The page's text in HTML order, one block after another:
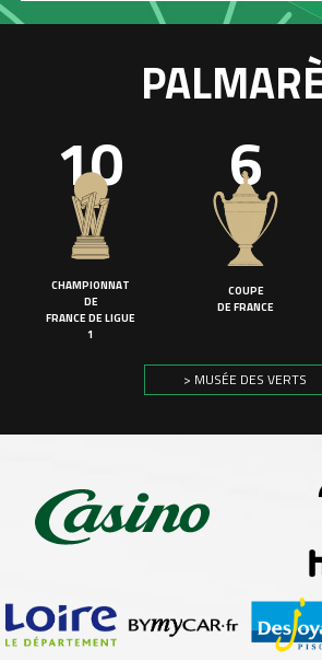
10
CHAMPIONNAT
DE
FRANCE DE LIGUE
1
6
COUPE
DE FRANCE
> MUSÉE DES VERTS